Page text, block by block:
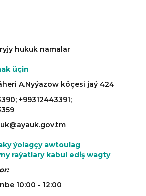
hukuk namalar
üçin
A.Nyýazow köçesi jaý 424
+99312443391;
ýolagçy awtoulag
raýatlary kabul ediş wagty
10:00 - 12:00